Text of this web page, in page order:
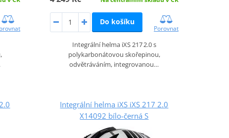
Do košíku
Porovnat
Integrální helma iXS 217 2.0 s
polykarbonátovou skořepinou,
odvětráváním, integrovanou…
Integrální helma iXS iXS 217 2.0
X14092 bílo-černá S